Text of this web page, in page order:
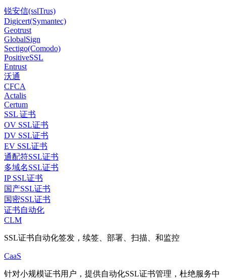
锐安信(sslTrus)
Digicert(Symantec)
Geotrust
GlobalSign
Sectigo(Comodo)
PositiveSSL
Entrust
沃通
CFCA
Actalis
Certum
SSL 证书
OV SSL证书
DV SSL证书
EV SSL证书
通配符SSL证书
多域名SSL证书
IP SSL证书
国产SSL证书
国密SSL证书
证书自动化
CLM
SSL证书自动化签发，续签、部署、扫描、和监控
CaaS
针对小规模证书用户，提供自动化SSL证书管理，杜绝服务中